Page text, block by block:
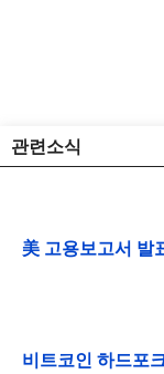
관련소식
美 고용보고서
비트코인 하드포